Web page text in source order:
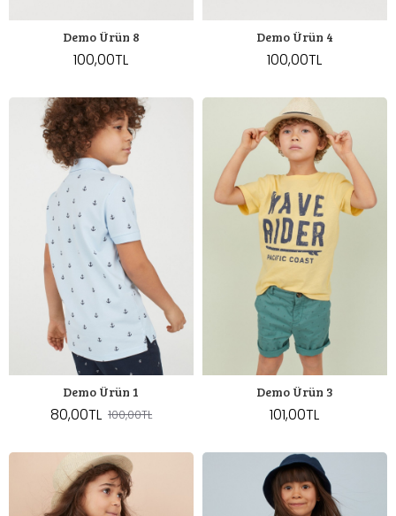
Demo Ürün 8
100,00TL
Demo Ürün 4
100,00TL
Demo Ürün 1
80,00TL 100,00TL
Demo Ürün 3
101,00TL